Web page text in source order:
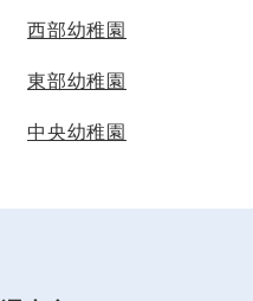
西部幼稚園
東部幼稚園
中央幼稚園